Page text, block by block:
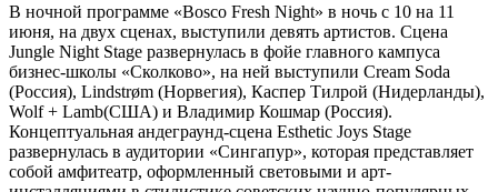
В ночной программе «Bosco Fresh Night» в ночь с 10 на 11
июня, на двух сценах, выступили девять артистов. Сцена
Jungle Night Stage развернулась в фойе главного кампуса
бизнес-школы «Сколково», на ней выступили Cream Soda
(Россия), Lindstrøm (Норвегия), Каспер Тилрой (Нидерланды),
Wolf + Lamb(США) и Владимир Кошмар (Россия).
Концептуальная андеграунд-сцена Esthetic Joys Stage
развернулась в аудитории «Сингапур», которая представляет
собой амфитеатр, оформленный световыми и арт-